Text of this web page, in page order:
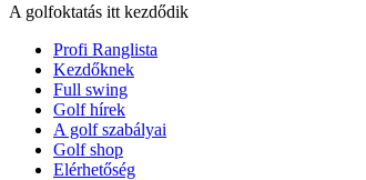
A golfoktatás itt kezdődik
Profi Ranglista
Kezdőknek
Full swing
Golf hírek
A golf szabályai
Golf shop
Elérhetőség